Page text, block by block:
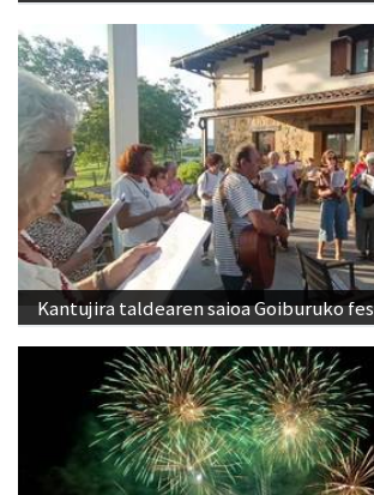
Kantujira taldearen saioa Goiburuko